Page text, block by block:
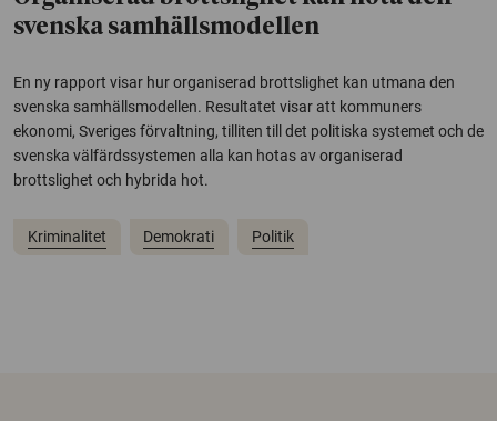
svenska samhälls­modellen
En ny rapport visar hur organiserad brottslighet kan utmana den
svenska samhällsmodellen. Resultatet visar att kommuners
ekonomi, Sveriges förvaltning, tilliten till det politiska systemet och de
svenska välfärdssystemen alla kan hotas av organiserad
brottslighet och hybrida hot.
Kriminalitet Demokrati Politik